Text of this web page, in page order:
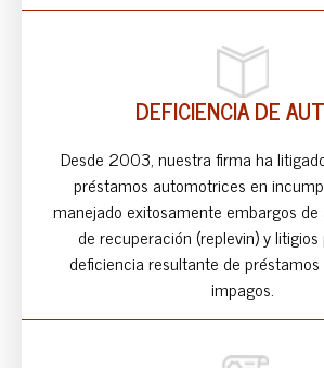
DEFICIENCIA DE
Desde 2003, nuestra firma ha
préstamos automotrices en
manejado exitosamente embargos
de recuperación (replevin) y
deficiencia resultante de
impagos.